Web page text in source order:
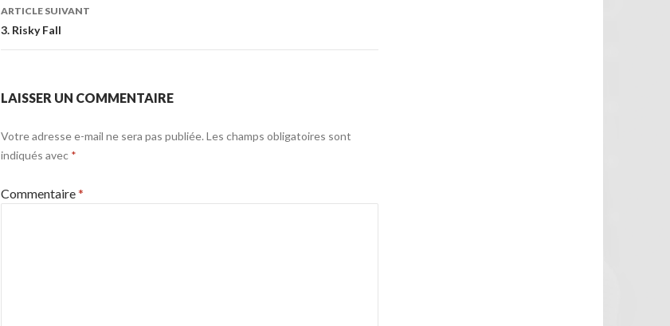
ARTICLE SUIVANT
3. Risky Fall
LAISSER UN COMMENTAIRE
Votre adresse e-mail ne sera pas publiée. Les champs obligatoires sont
indiqués avec *
Commentaire*